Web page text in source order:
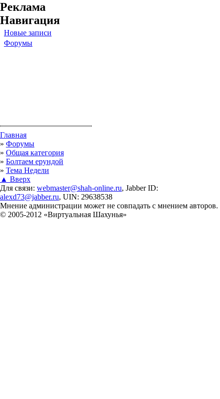
Реклама
Навигация
Новые записи
Форумы
Вы здесь
Главная
» Форумы
» Общая категория
» Болтаем ерундой
» Тема Недели
▲ Вверх
Для связи: webmaster@shah-online.ru, Jabber ID:
alexd73@jabber.ru, UIN: 29638538
Мнение администрации может не совпадать с мнением авторов.
© 2005-2012 «Виртуальная Шахунья»